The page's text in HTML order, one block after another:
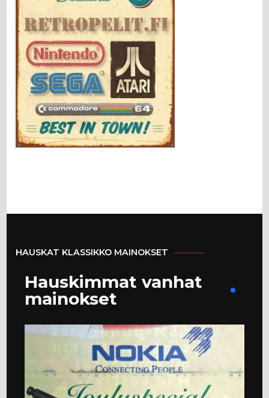
HAUSKAT KLASSIKKO MAINOKSET
Hauskimmat vanhat
mainokset